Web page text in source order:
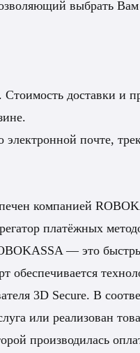
выбрать
доставки и
почте,
компанией
платёжных
— это
обеспечивается
3D Secure. В
или реализован
производилась